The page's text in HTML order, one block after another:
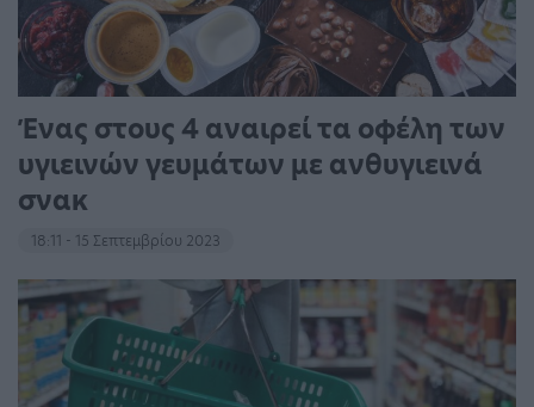
Ένας στους 4 αναιρεί τα οφέλη των
υγιεινών γευμάτων με ανθυγιεινά
σνακ
18:11 - 15 Σεπτεμβρίου 2023